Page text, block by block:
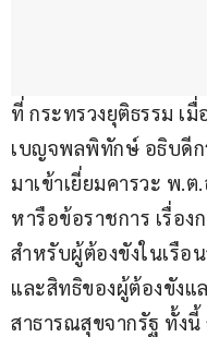
ที่ กระทรวงยุติธรรม เ
เบญจพลพิทักษ์ อธิบดีก
มาเข้าเยี่ยมคารวะ พ.
หารือข้อราชการ เรื่อ
สำหรับผู้ต้องขังในเรือ
และสิทธิของผู้ต้องขังแ
สาธารณสุขจากรัฐ ทั้ง